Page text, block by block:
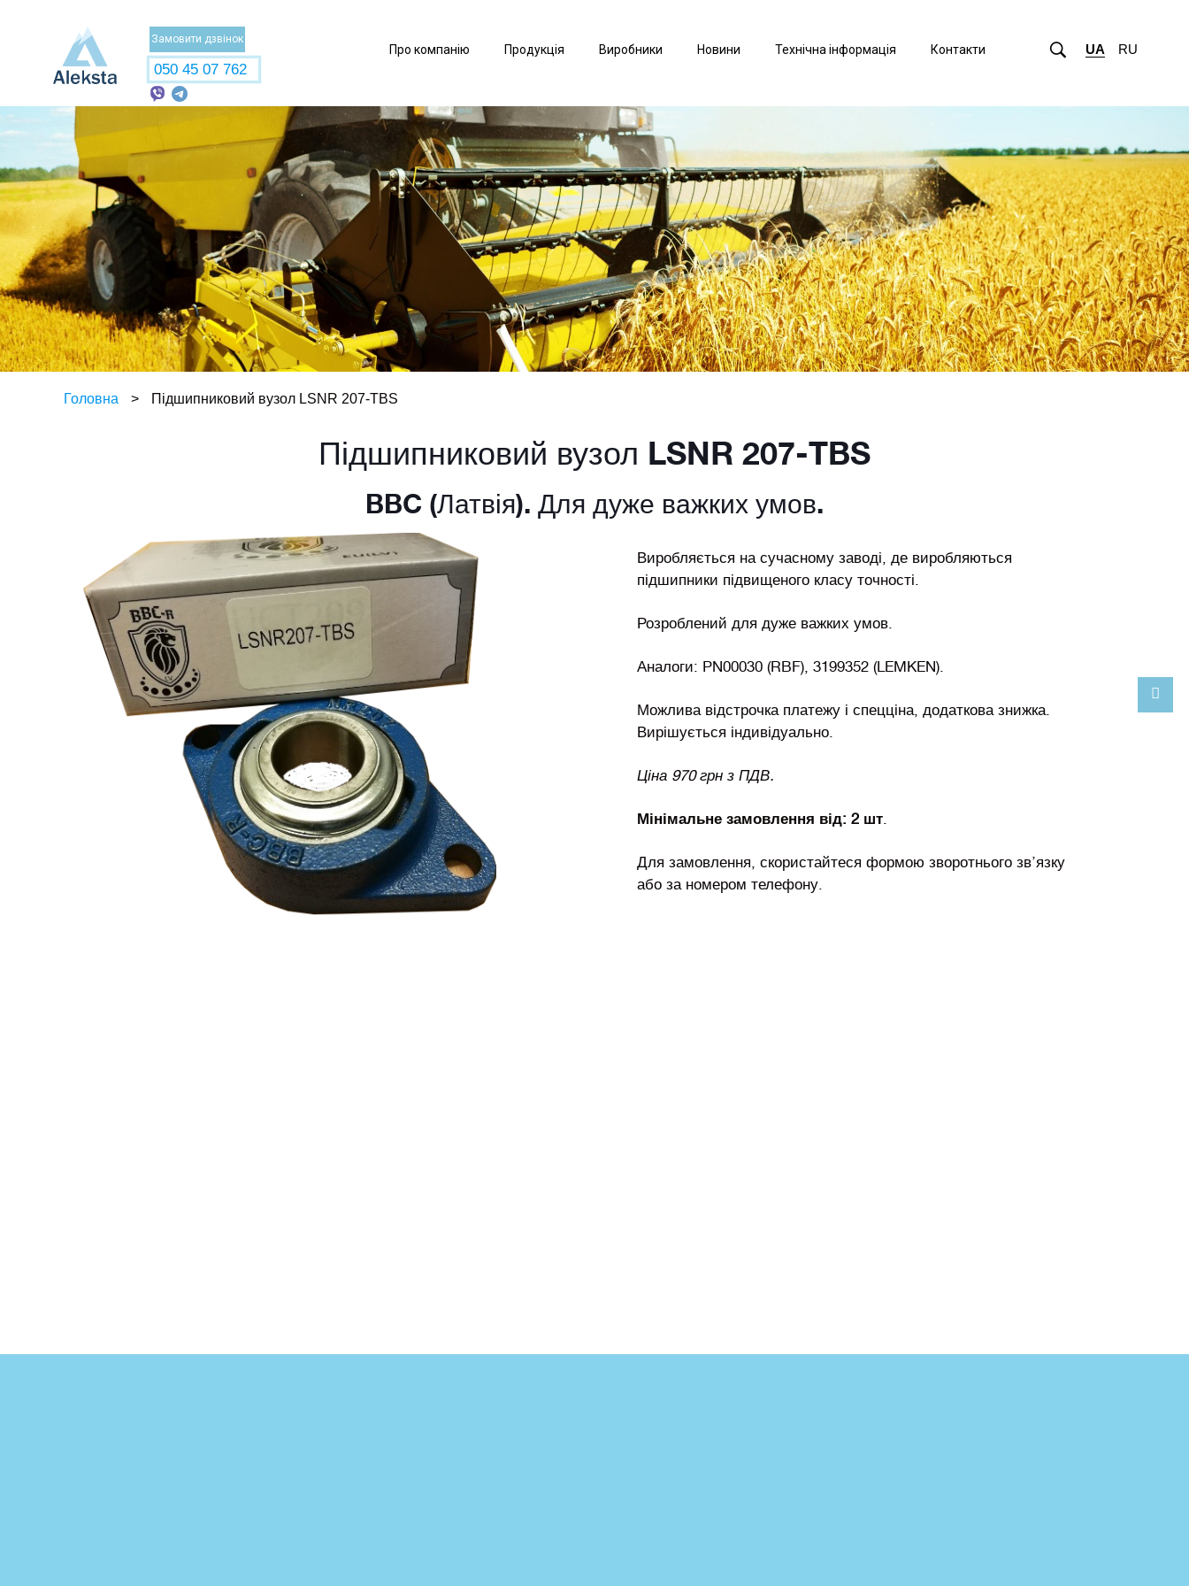
Замовити дзвінок
050 45 07 762
UA RU
Про компанію Продукція Виробники Новини Технічна інформація Контакти
Головна > Підшипниковий вузол LSNR 207-TBS
Підшипниковий вузол LSNR 207-TBS
BBC (Латвія). Для дуже важких умов.
Виробляється на сучасному заводі, де виробляються
підшипники підвищеного класу точності.
Розроблений для дуже важких умов.
Аналоги: PN00030 (RBF), 3199352 (LEMKEN).
Можлива відстрочка платежу і спецціна, додаткова знижка.
Вирішується індивідуально.
Ціна 970 грн з ПДВ.
Мінімальне замовлення від: 2 шт
Для замовлення, скористайтеся формою зворотнього зв’язку
або за номером телефону.